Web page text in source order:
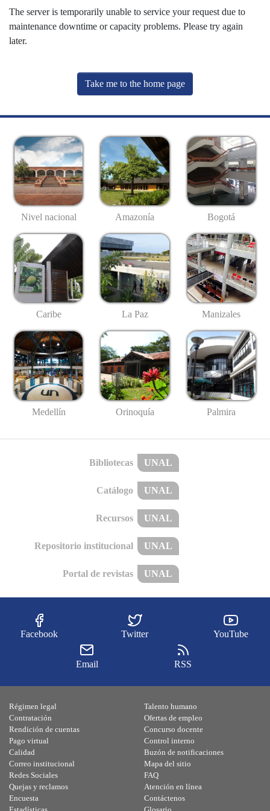
The server is temporarily unable to service your request due to
maintenance downtime or capacity problems. Please try again
later.
Take me to the home page
Nivel nacional Amazonía Bogotá
Caribe La Paz Manizales
Medellín Orinoquía Palmira
Bibliotecas UNAL
Catálogo UNAL
Recursos UNAL
Repositorio institucional UNAL
Portal de revistas UNAL
Facebook Twitter YouTube
Email RSS
Régimen legal
Contratación
Rendición de cuentas
Pago virtual
Calidad
Talento humano
Ofertas de empleo
Concurso docente
Control interno
Buzón de notificaciones
Correo institucional
Redes Sociales
Quejas y reclamos
Encuesta
Mapa del sitio
FAQ
Atención en línea
Contáctenos